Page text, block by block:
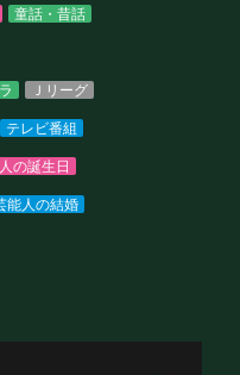
童話・昔話
Ｊリーグ
テレビ番組
の誕生日
能人の結婚